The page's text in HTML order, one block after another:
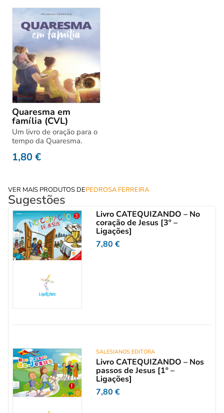
Quaresma em
família (CVL)
Um livro de oração para o
tempo da Quaresma.
1,80€
VER MAIS PRODUTOS DEPEDROSA FERREIRA
Sugestões
Livro CATEQUIZANDO – No
coração de Jesus [3º –
Ligações]
7,80€
SALESIANOS EDITORA
Livro CATEQUIZANDO – Nos
passos de Jesus [1º –
Ligações]
7,80€